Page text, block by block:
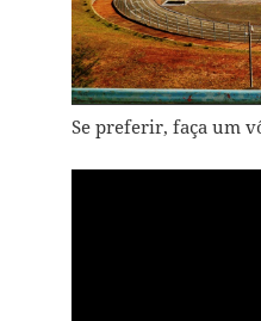
Se preferir, faça um